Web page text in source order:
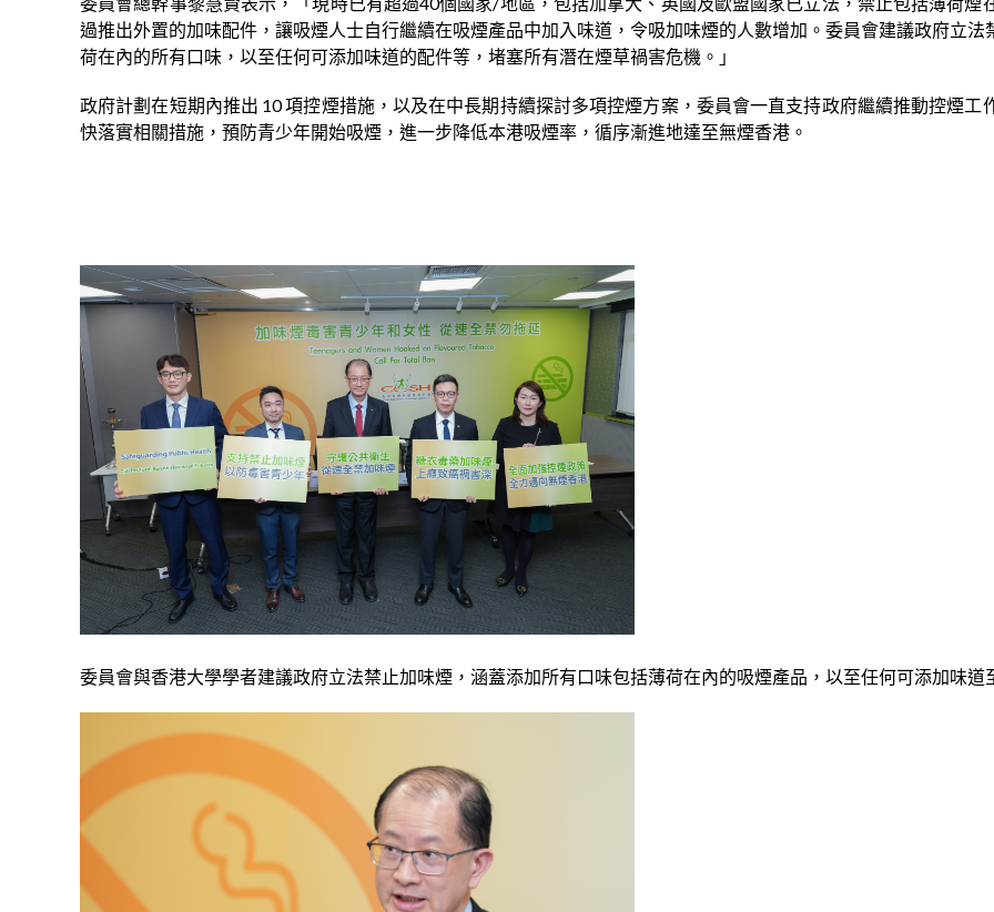
過推出外置的加味配件，讓吸煙人士自行繼續在吸煙產品中加入味道，令吸加味煙的人數增加。委員會建議政府立
荷在內的所有口味，以至任何可添加味道的配件等，堵塞所有潛在煙草禍害危機。」
政府計劃在短期內推出 10 項控煙措施，以及在中長期持續探討多項控煙方案，委員會一直支持政府繼續推動控煙
快落實相關措施，預防青少年開始吸煙，進一步降低本港吸煙率，循序漸進地達至無煙香港。
委員會與香港大學學者建議政府立法禁止加味煙，涵蓋添加所有口味包括薄荷在內的吸煙產品，以至任何可添加味道